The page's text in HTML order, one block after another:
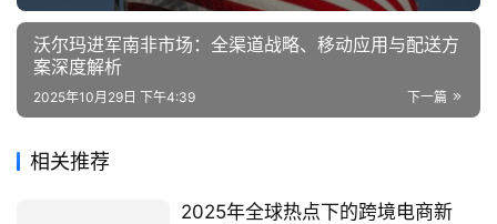
沃尔玛进军南非市场：全渠道战略、移动应用与配送方
案深度解析
下一篇
2025年10月29日 下午4:39
相关推荐
2025年全球热点下的跨境电商新